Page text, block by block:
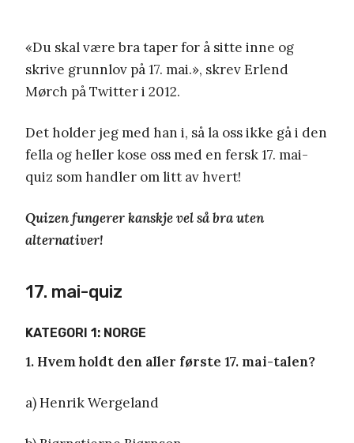
«Du skal være bra taper for å sitte inne og
skrive grunnlov på 17. mai.», skrev Erlend
Mørch på Twitter i 2012.
Det holder jeg med han i, så la oss ikke gå i den
fella og heller kose oss med en fersk 17. mai-
quiz som handler om litt av hvert!
Quizen fungerer kanskje vel så bra uten
alternativer!
17. mai-quiz
KATEGORI 1: NORGE
1. Hvem holdt den aller første 17. mai-talen?
a) Henrik Wergeland